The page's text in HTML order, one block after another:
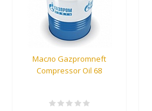
Масло Gazpromneft
Compressor Oil 68